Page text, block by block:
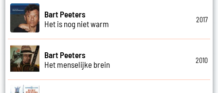
Bart Peeters
Het is nog niet warm
2017
Bart Peeters
Het menselijke brein
2010